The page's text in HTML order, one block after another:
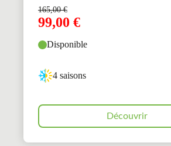
165,00€
99,00 €
Disponible
4 saisons
Découvrir